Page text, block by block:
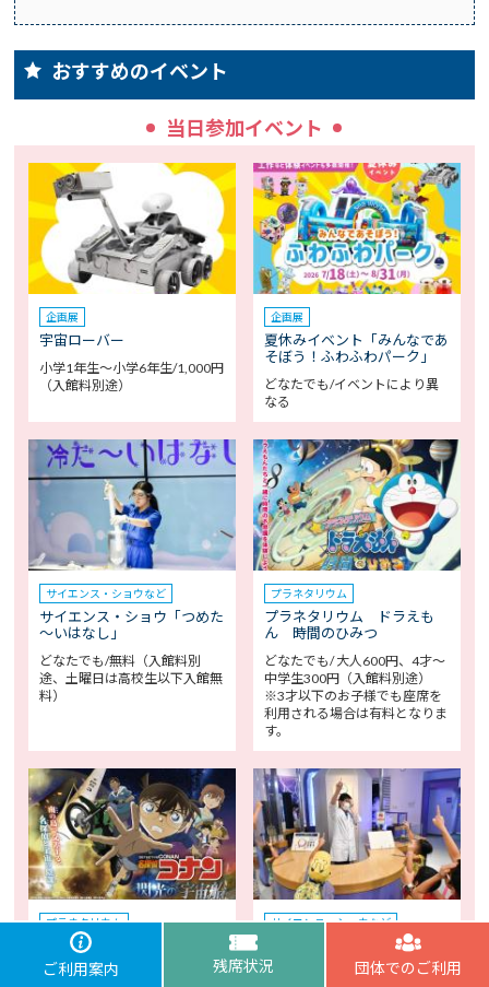
おすすめのイベント
当日参加イベント
企画展
宇宙ローバー
小学1年生～小学6年生/1,000円
（入館料別途）
企画展
夏休みイベント「みんなであ
そぼう！ふわふわパーク」
どなたでも/イベントにより異
なる
サイエンス・ショウなど
サイエンス・ショウ「つめた
～いはなし」
どなたでも/無料（入館料別
途、土曜日は高校生以下入館無
料）
プラネタリウム
プラネタリウム ドラえも
ん 時間のひみつ
どなたでも/ 大人600円、4才～
中学生300円（入館料別途）
※3才以下のお子様でも座席を
利用される場合は有料となりま
す。
プラネタリウム
名探偵コナン 閃光の宇宙船
（ペイロード）
サイエンス・ショウなど
ミニ実験「かんじてみよう目
のしくみ」
ご利用案内 残席状況 団体でのご利用